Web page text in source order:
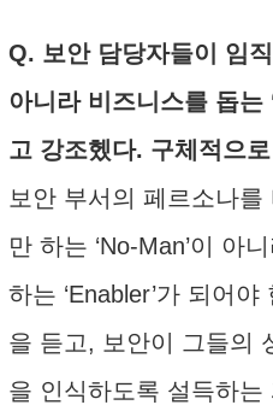
Q. 보안 담당자들이 임직
아니라 비즈니스를 돕는
고 강조헸다. 구체적으
보안 부서의 페르소나
만 하는 ‘No-Man’이 아
하는 ‘Enabler’가 되어
을 듣고, 보안이 그들의
을 인식하도록 설득하